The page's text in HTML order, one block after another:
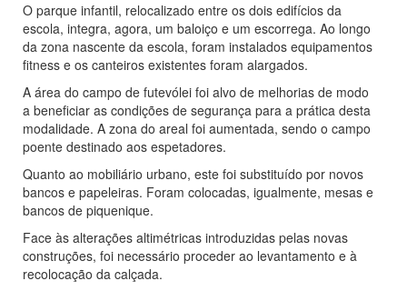
O parque infantil, relocalizado entre os dois edifícios da
escola, integra, agora, um baloiço e um escorrega. Ao longo
da zona nascente da escola, foram instalados equipamentos
fitness e os canteiros existentes foram alargados.
A área do campo de futevólei foi alvo de melhorias de modo
a beneficiar as condições de segurança para a prática desta
modalidade. A zona do areal foi aumentada, sendo o campo
poente destinado aos espetadores.
Quanto ao mobiliário urbano, este foi substituído por novos
bancos e papeleiras. Foram colocadas, igualmente, mesas e
bancos de piquenique.
Face às alterações altimétricas introduzidas pelas novas
construções, foi necessário proceder ao levantamento e à
recolocação da calçada.